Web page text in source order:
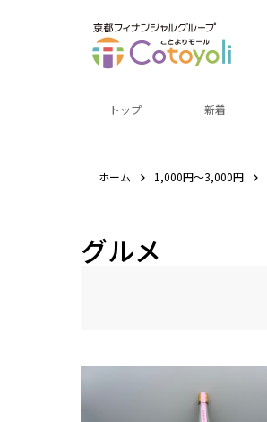
トップ 新着
ホーム 1,000円～3,000円
グルメ